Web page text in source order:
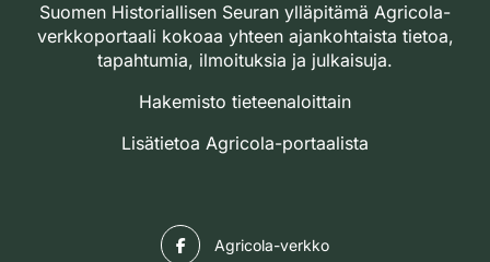
Suomen Historiallisen Seuran ylläpitämä Agricola-
verkkoportaali kokoaa yhteen ajankohtaista tietoa,
tapahtumia, ilmoituksia ja julkaisuja.
Hakemisto tieteenaloittain
Lisätietoa Agricola-portaalista
Agricola-verkko